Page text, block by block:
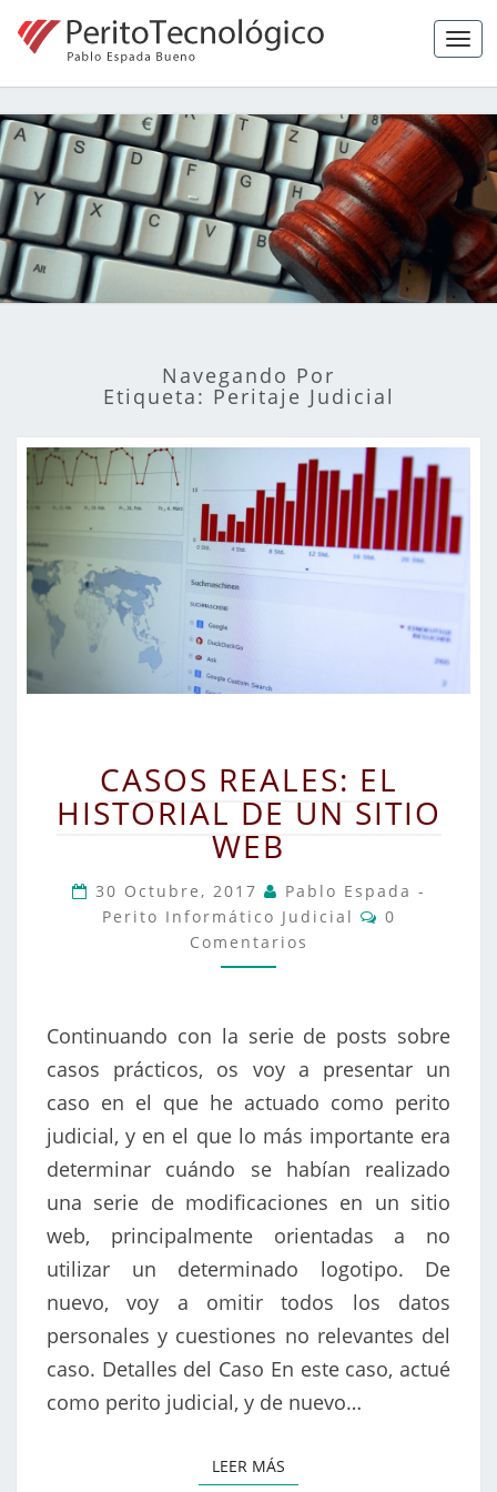
Peritaje
Forense,
Ciberseguridad
Y Hacking Ético
Navegando Por
Etiqueta: Peritaje Judicial
REALES:
EL
HISTORIAL
DE
UN
SITIO
WEB
CASOS REALES: EL
HISTORIAL DE UN SITIO
WEB
30 Octubre, 2017
Pablo Espada -
Perito Informático Judicial
Comentarios
0
Comentarios
Continuando con la serie de posts sobre
casos prácticos, os voy a presentar un
caso en el que he actuado como perito
judicial, y en el que lo más importante era
determinar cuándo se habían realizado
una serie de modificaciones en un sitio
web, principalmente orientadas a no
utilizar un determinado logotipo. De
nuevo, voy a omitir todos los datos
personales y cuestiones no relevantes del
caso. Detalles del Caso En este caso, actué
como perito judicial, y de nuevo…
LEER MÁS